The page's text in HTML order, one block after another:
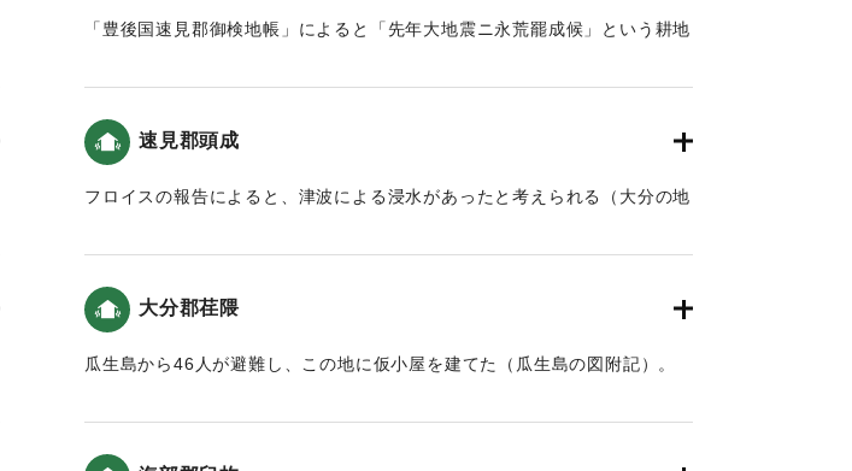
「豊後国速見郡御検地帳」によると「先年大地震ニ永荒罷成候」という耕地
速見郡頭成
フロイスの報告によると、津波による浸水があったと考えられる（大分の地
大分郡荏隈
瓜生島から46人が避難し、この地に仮小屋を建てた（瓜生島の図附記）。
｜固有コード:00028029